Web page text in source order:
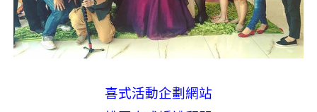
喜式活動企劃網站